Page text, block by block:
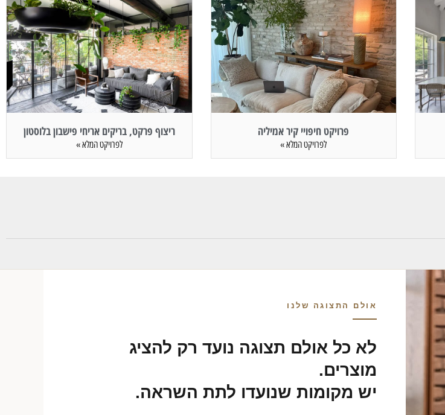
פרויקט חיפויי קיר אמיליה
לפרויקט המלא »
ריצוף פרקט, בריקים אריחי פישבון בלוסטון
לפרויקט המלא »
אולם התצוגה שלנו
לא כל אולם תצוגה נועד רק להציג
מוצרים.
יש מקומות שנועדו לתת השראה.